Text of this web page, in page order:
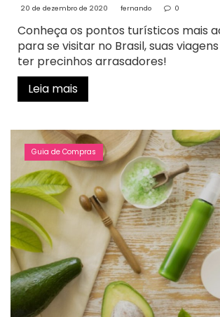
20 de dezembro de 2020 fernando 0
Conheça os pontos turísticos mais
para se visitar no Brasil, suas
ter precinhos arrasadores!
Leia mais
Guia de Compras